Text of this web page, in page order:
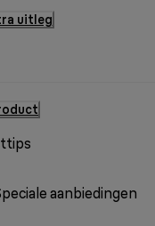
uitleg
aanbiedingen